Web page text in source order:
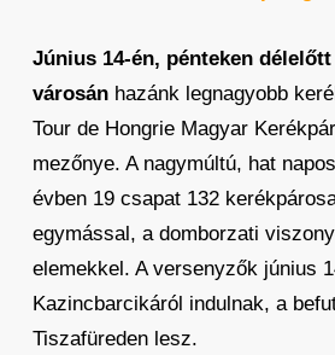
Június 14-én, pénteken
városánhazánk legnagyobb
Tour de Hongrie Magyar
mezőnye. A nagymúltú, hat
évben 19 csapat 132
egymással, a domborzati
elemekkel. A versenyzők június
Kazincbarcikáról indulnak, a
Tiszafüreden lesz.